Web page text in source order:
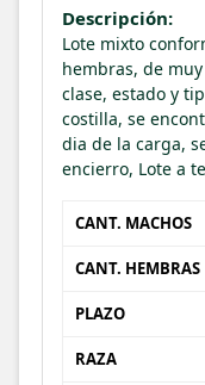
Descripción:
Lote mixto
hembras, de
clase, estado y
costilla, se
dia de la carga,
encierro, Lote a
CANT. MACHOS
CANT. HEMBRAS
PLAZO
RAZA